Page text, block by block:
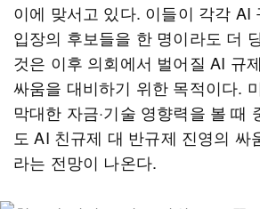
이에 맞서고 있다. 이들이 각각 AI
입장의 후보들을 한 명이라도 더
것은 이후 의회에서 벌어질 AI 규
싸움을 대비하기 위한 목적이다.
막대한 자금·기술 영향력을 볼 때
도 AI 친규제 대 반규제 진영의 싸
라는 전망이 나온다.